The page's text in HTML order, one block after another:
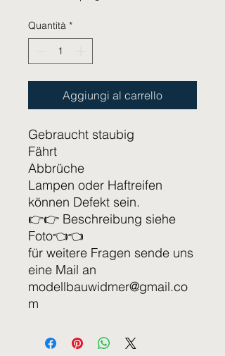
Quantità *
Aggiungi al carrello
Gebraucht staubig
Fährt
Abbrüche
Lampen oder Haftreifen
können Defekt sein.
👉👉 Beschreibung siehe
Foto👈👈
für weitere Fragen sende uns
eine Mail an
modellbauwidmer@gmail.co
m